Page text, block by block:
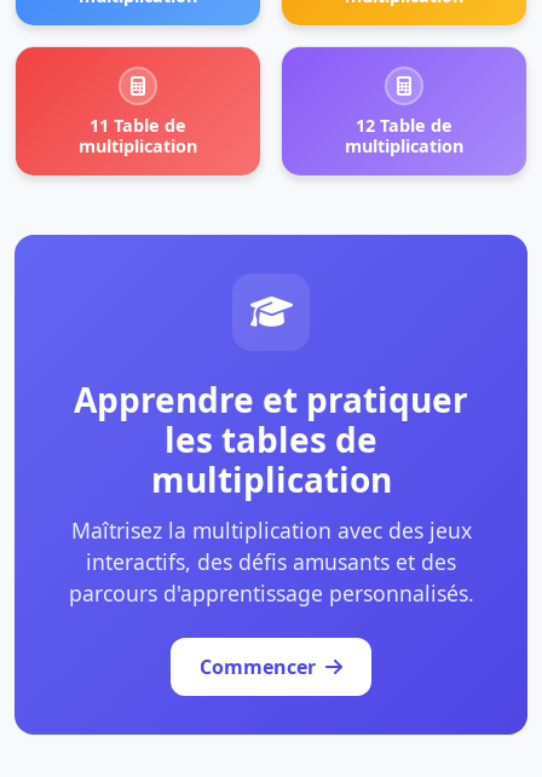
11 Table de
multiplication
12 Table de
multiplication
Apprendre et pratiquer
les tables de
multiplication
Maîtrisez la multiplication avec des jeux
interactifs, des défis amusants et des
parcours d'apprentissage personnalisés.
Commencer